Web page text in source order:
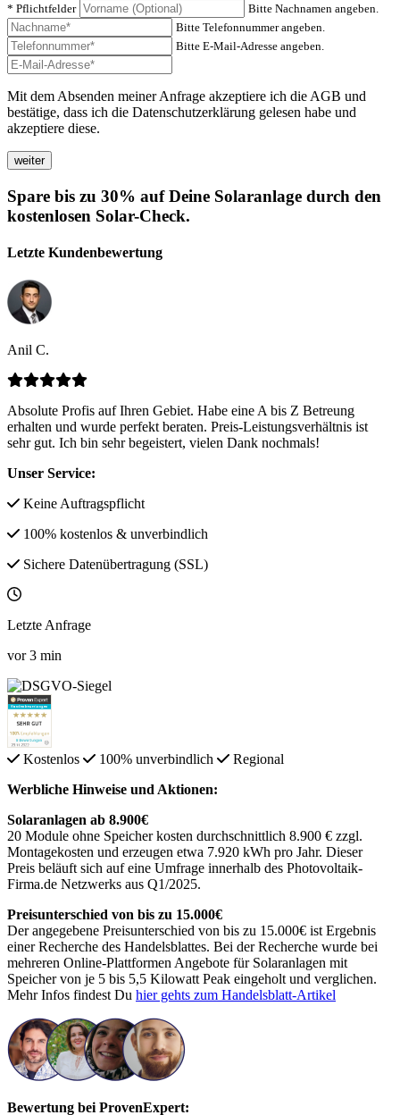
* Pflichtfelder
Bitte Nachnamen angeben.
Bitte Telefonnummer angeben.
Bitte E-Mail-Adresse angeben.
Mit dem Absenden meiner Anfrage akzeptiere ich die AGB und
bestätige, dass ich die Datenschutzerklärung gelesen habe und
akzeptiere diese.
Spare bis zu 30% auf Deine Solaranlage durch den
kostenlosen Solar-Check.
Letzte Kundenbewertung
Anil C.
Absolute Profis auf Ihren Gebiet. Habe eine A bis Z Betreung
erhalten und wurde perfekt beraten. Preis-Leistungsverhältnis ist
sehr gut. Ich bin sehr begeistert, vielen Dank nochmals!
Unser Service:
Keine Auftragspflicht
100% kostenlos & unverbindlich
Sichere Datenübertragung (SSL)
Letzte Anfrage
vor3 min
Kostenlos 100% unverbindlich
Regional
Werbliche Hinweise und Aktionen:
Solaranlagen ab 8.900€
20 Module ohne Speicher kosten durchschnittlich 8.900 € zzgl.
Montagekosten und erzeugen etwa 7.920 kWh pro Jahr. Dieser
Preis beläuft sich auf eine Umfrage innerhalb des Photovoltaik-
Firma.de Netzwerks aus Q1/2025.
Preisunterschied von bis zu 15.000€
Der angegebene Preisunterschied von bis zu 15.000€ ist Ergebnis
einer Recherche des Handelsblattes. Bei der Recherche wurde bei
mehreren Online-Plattformen Angebote für Solaranlagen mit
Speicher von je 5 bis 5,5 Kilowatt Peak eingeholt und verglichen.
Mehr Infos findest Du hier gehts zum Handelsblatt-Artikel
Bewertung bei ProvenExpert: